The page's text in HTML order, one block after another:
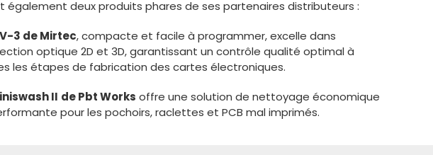
également deux produits phares de ses partenaires distributeurs :
3 de Mirtec, compacte et facile à programmer, excelle dans
optique 2D et 3D, garantissant un contrôle qualité optimal à
les étapes de fabrication des cartes électroniques.
II de Pbt Works offre une solution de nettoyage économique
pour les pochoirs, raclettes et PCB mal imprimés.